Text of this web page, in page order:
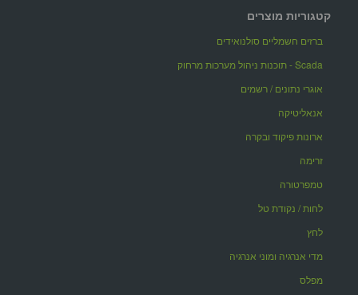
קטגוריות מוצרים
ברזים חשמליים סולנואידים
Scada - תוכנות ניהול מערכות מרחוק
אוגרי נתונים / רשמים
אנאליטיקה
ארונות פיקוד ובקרה
זרימה
טמפרטורה
לחות / נקודת טל
לחץ
מדי אנרגיה ומוני אנרגיה
מפלס